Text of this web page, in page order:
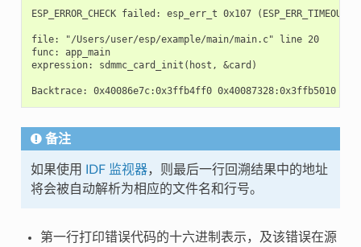
ESP_ERROR_CHECK failed: esp_err_t 0x107
file: "/Users/user/esp/example/main/main.c" line 20
func: app_main
expression: sdmmc_card_init(host, &card)
备注
如果使用 IDF 监视器，则最后一行回溯结果中的地址
将会被自动解析为相应的文件名和行号。
第一行打印错误代码的十六进制表示，及该错误在源